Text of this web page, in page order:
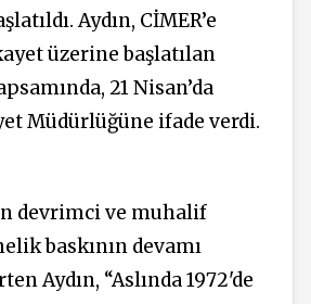
Aydın, CİMER’e
üzerine başlatılan
21 Nisan’da
Müdürlüğüne ifade verdi.
devrimci ve muhalif
baskının devamı
Aydın, “Aslında 1972'de